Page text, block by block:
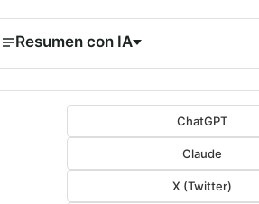
Resumen con IA
ChatGPT
Claude
X (Twitter)